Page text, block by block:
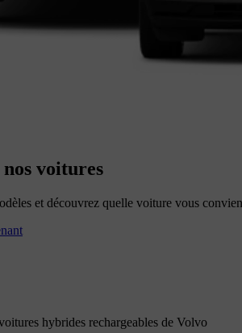
voitures
et découvrez quelle voiture vous
hybrides rechargeables de Volvo